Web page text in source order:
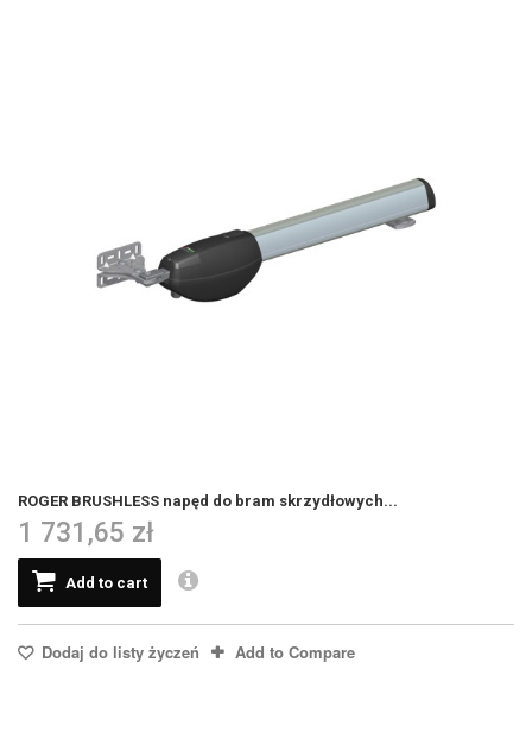
ROGER BRUSHLESS napęd do bram skrzydłowych...
1 731,65 zł
Add to cart
Dodaj do listy życzeń Add to Compare